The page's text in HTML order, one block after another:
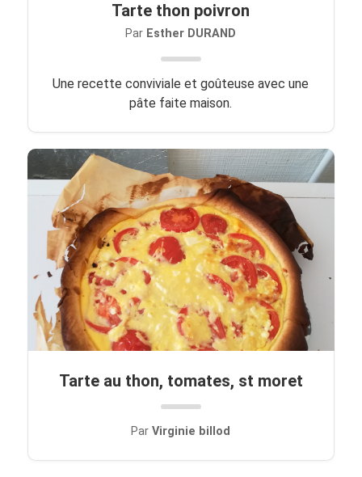
Tarte thon poivron
Par Esther DURAND
Une recette conviviale et goûteuse avec une
pâte faite maison.
Tarte au thon, tomates, st moret
ParVirginie billod